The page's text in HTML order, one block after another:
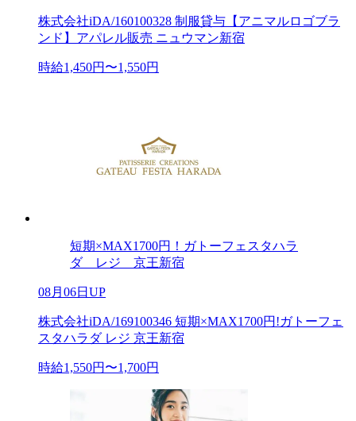
株式会社iDA/160100328 制服貸与【アニマルロゴブラ
ンド】アパレル販売 ニュウマン新宿
時給1,450円〜1,550円
短期×MAX1700円！ガトーフェスタハラ
ダ レジ 京王新宿
08月06日UP
株式会社iDA/169100346 短期×MAX1700円!ガトーフェ
スタハラダ レジ 京王新宿
時給1,550円〜1,700円